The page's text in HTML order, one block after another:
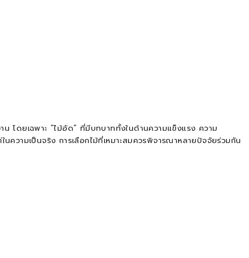
ดยเฉพาะ “ไม้อัด” ที่มีบทบาททั้งในด้านความแข็งแรง ความ
ความเป็นจริง การเลือกไม้ที่เหมาะสมควรพิจารณาหลายปัจจัยร่วมกัน